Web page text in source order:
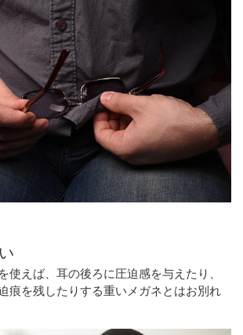
使えば、耳の後ろに圧迫感を与えたり、
痕を残したりする重いメガネとはお別れ